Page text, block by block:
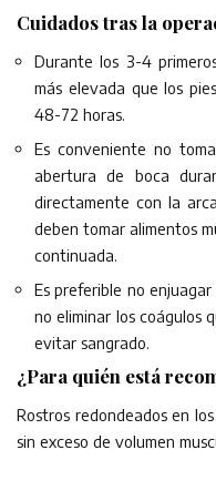
Cuidados tras la
Durante los 3-4
más elevada que los
48-72 horas.
Es conveniente no
abertura de boca
directamente con la
deben tomar alimentos
continuada.
Es preferible no
no eliminar los coágulos
evitar sangrado.
¿Para quién está
Rostros redondeados en
sin exceso de volumen